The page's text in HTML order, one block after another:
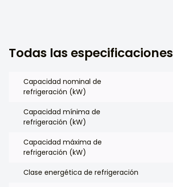
Todas las especificaciones
Capacidad nominal de
refrigeración (kW)
Capacidad mínima de
refrigeración (kW)
Capacidad máxima de
refrigeración (kW)
Clase energética de refrigeración